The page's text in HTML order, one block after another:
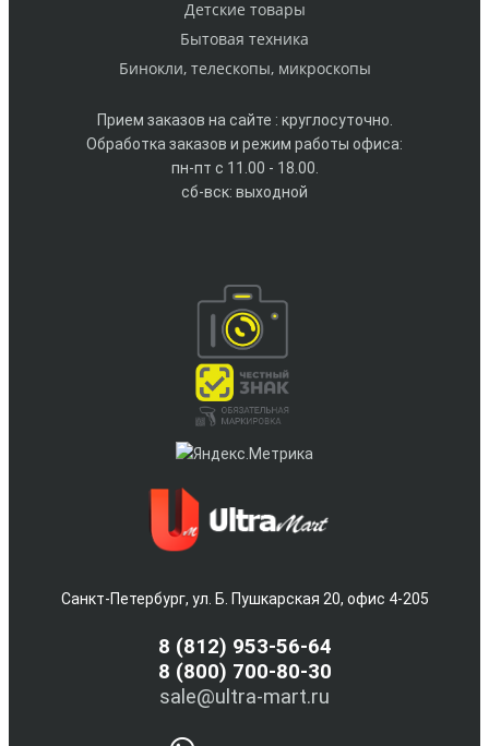
Детские товары
Бытовая техника
Бинокли, телескопы, микроскопы
Прием заказов на сайте : круглосуточно.
Обработка заказов и режим работы офиса:
пн-пт с 11.00 - 18.00.
сб-вск: выходной
Санкт-Петербург, ул. Б. Пушкарская 20, офис 4-205
8 (812) 953-56-64
8 (800) 700-80-30
sale@ultra-mart.ru